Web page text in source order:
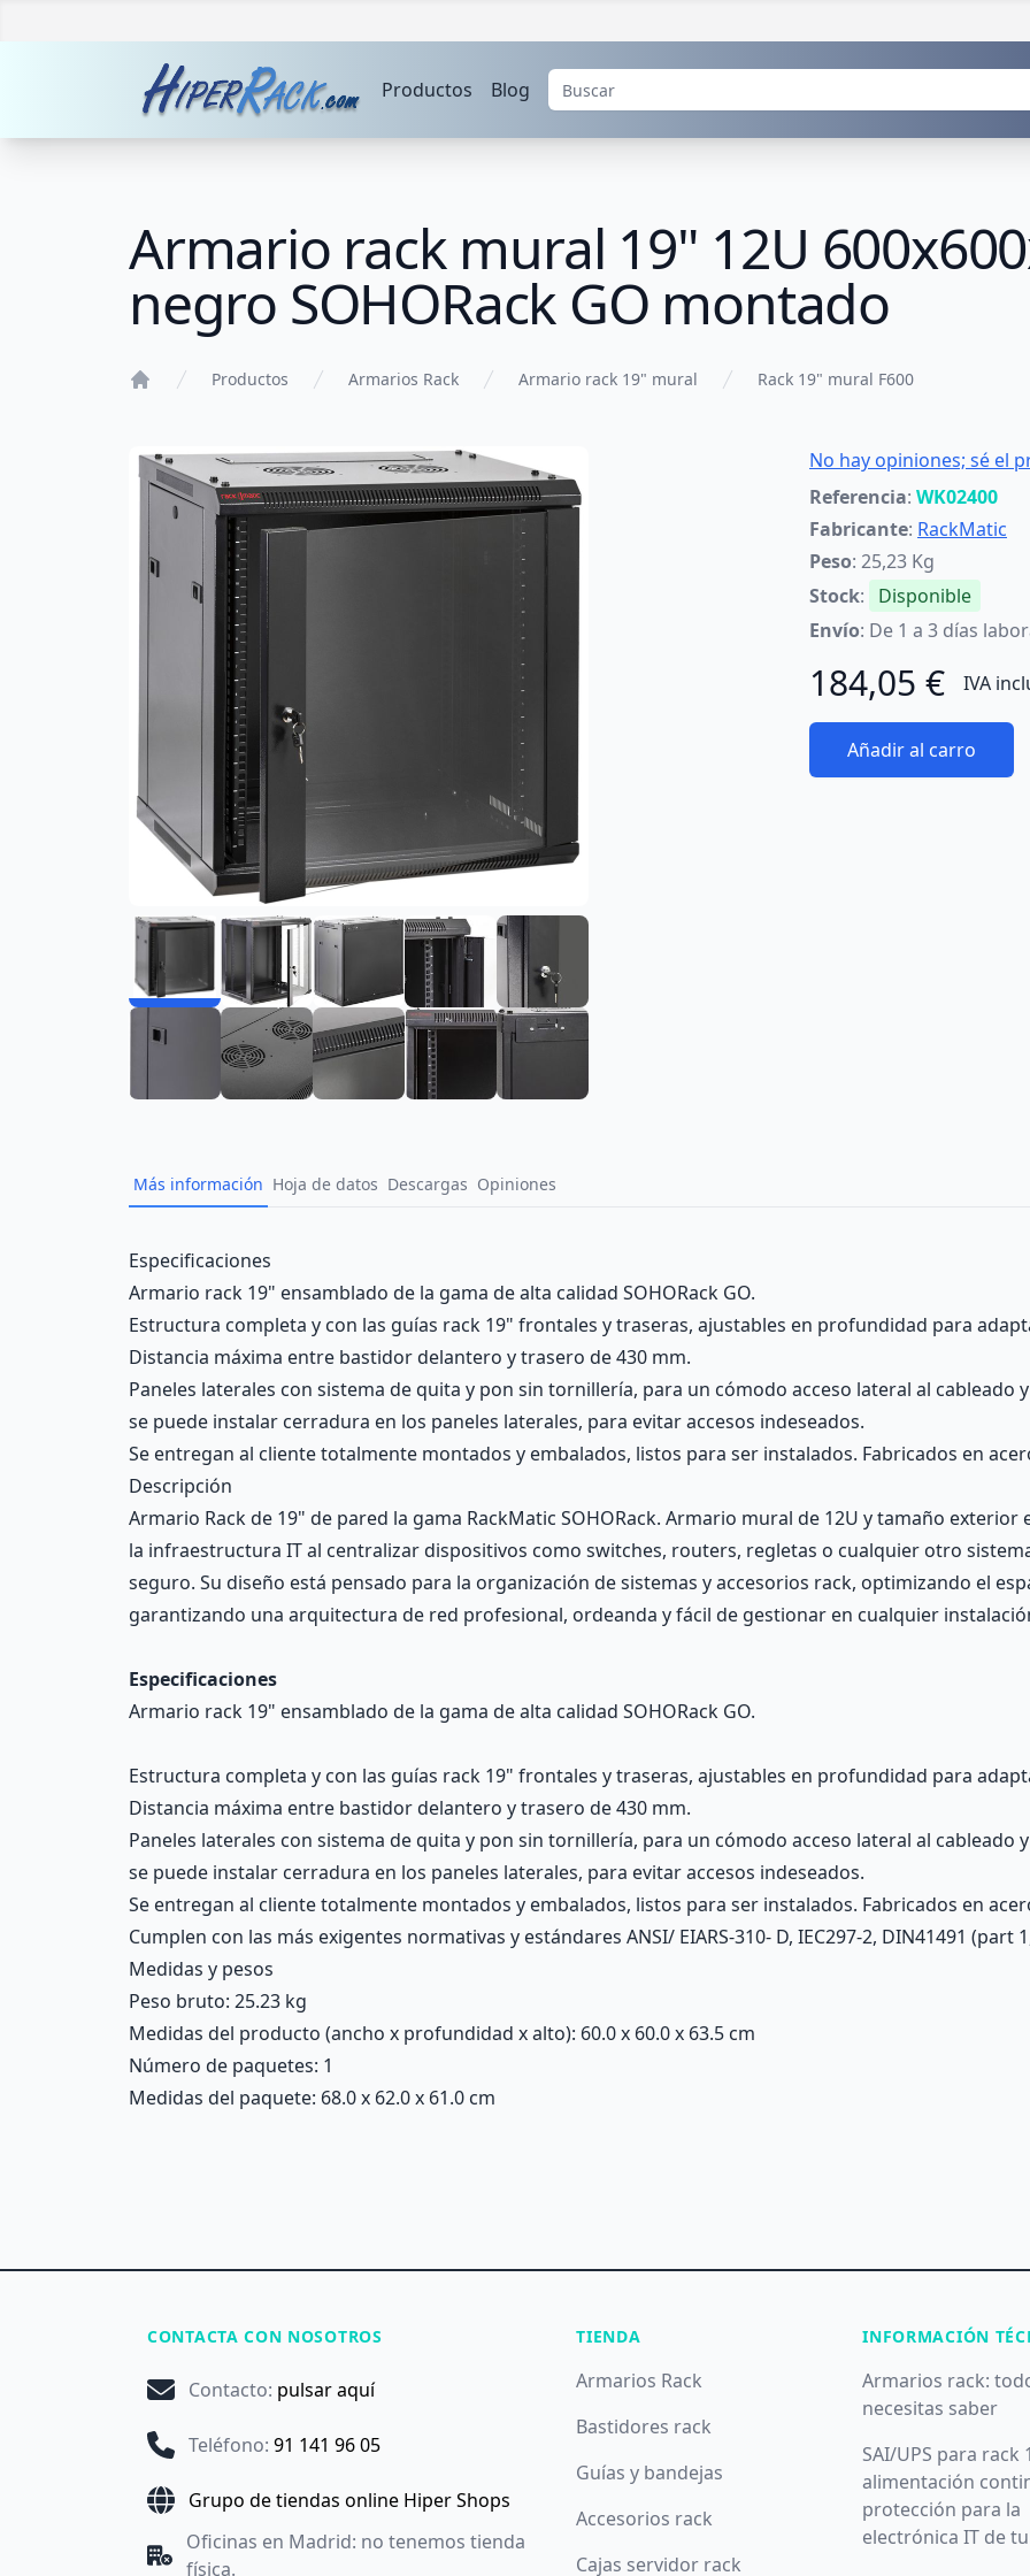
Productos Blog
Armario rack mural 19" 12U
negro SOHORack GO montado
Productos Armarios Rack Armario rack 19" mural Rack 19" mural F600
No hay opiniones; sé el
Referencia: WK02400
Fabricante: RackMatic
Peso: 25,23 Kg
Stock:
Disponible
Envío: De 1 a 3 días
184,05 € IVA
Añadir al carro
Más información Hoja de datos Descargas Opiniones
Description
Especificaciones
Armario rack 19" ensamblado de la gama de alta calidad SOHORack GO.
Estructura completa y con las guías rack 19" frontales y traseras, ajustables en profundidad para
Distancia máxima entre bastidor delantero y trasero de 430 mm.
Paneles laterales con sistema de quita y pon sin tornillería, para un cómodo acceso lateral al cableado
se puede instalar cerradura en los paneles laterales, para evitar accesos indeseados.
Se entregan al cliente totalmente montados y embalados, listos para ser instalados. Fabricados en
Descripción
Armario Rack de 19" de pared la gama RackMatic SOHORack. Armario mural de 12U y tamaño exterior
la infraestructura IT al centralizar dispositivos como switches, routers, regletas o cualquier otro
seguro. Su diseño está pensado para la organización de sistemas y accesorios rack, optimizando el
garantizando una arquitectura de red profesional, ordeanda y fácil de gestionar en cualquier
Especificaciones
Armario rack 19" ensamblado de la gama de alta calidad SOHORack GO.
Estructura completa y con las guías rack 19" frontales y traseras, ajustables en profundidad para
Distancia máxima entre bastidor delantero y trasero de 430 mm.
Paneles laterales con sistema de quita y pon sin tornillería, para un cómodo acceso lateral al cableado
se puede instalar cerradura en los paneles laterales, para evitar accesos indeseados.
Se entregan al cliente totalmente montados y embalados, listos para ser instalados. Fabricados en
Cumplen con las más exigentes normativas y estándares ANSI/ EIARS-310- D, IEC297-2, DIN41491 (part
Medidas y pesos
Peso bruto: 25.23 kg
Medidas del producto (ancho x profundidad x alto): 60.0 x 60.0 x 63.5 cm
Número de paquetes: 1
Medidas del paquete: 68.0 x 62.0 x 61.0 cm
CONTACTA CON NOSOTROS
Contacto: pulsar aquí
Teléfono: 91 141 96 05
Grupo de tiendas online Hiper Shops
Oficinas en Madrid: no tenemos tienda
física.
TIENDA
Armarios Rack
Bastidores rack
Guías y bandejas
Accesorios rack
Cajas servidor rack
INFORMACIÓN
Armarios rack:
necesitas saber
SAI/UPS para rack
alimentación
protección para la
electrónica IT de